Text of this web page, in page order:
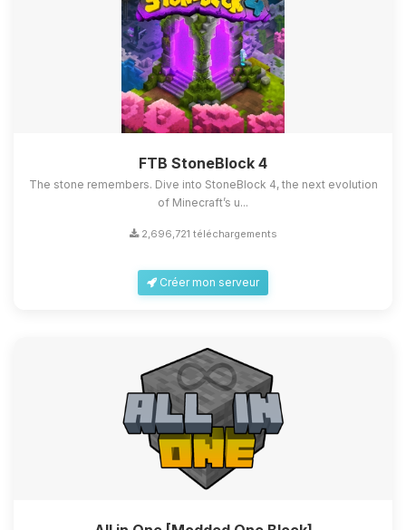
FTB StoneBlock 4
The stone remembers. Dive into StoneBlock 4, the next evolution
of Minecraft’s u...
2,696,721 téléchargements
Créer mon serveur